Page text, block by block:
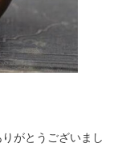
がとうございまし